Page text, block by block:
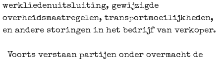
werkliedenuitsluiting, gewijzigde
overheidsmaatregelen, transportmoeilijkheden,
en andere storingen in het bedrijf van verkoper.
Voorts verstaan partijen onder overmacht de